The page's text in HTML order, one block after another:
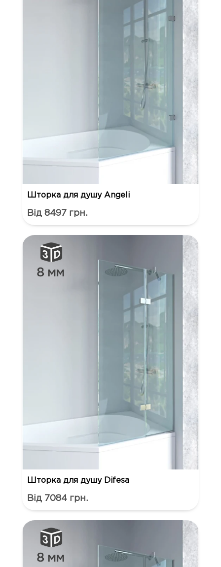
Шторка для душу Angeli
Від 8497 грн.
Шторка для душу Difesa
Від 7084 грн.